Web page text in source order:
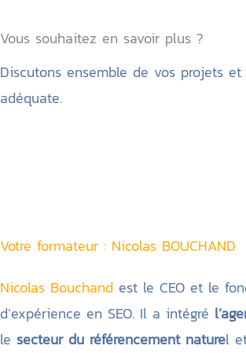
Vous souhaitez en savoir plus ?
Discutons ensemble de vos projets
adéquate.
Votre formateur : Nicolas BOUCHAND
Nicolas Bouchand est le CEO et le
d’expérience en SEO. Il a intégré
le secteur du référencement naturel